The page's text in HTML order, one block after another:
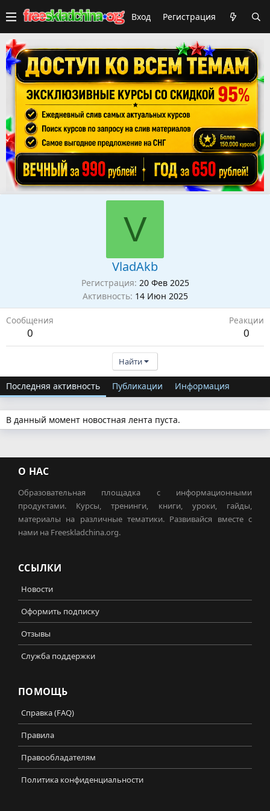
Вход Регистрация
V
VladAkb
Регистрация 20 Фев 2025
Активность 14 Июн 2025
Сообщения
0
Реакции
0
Найти
Последняя активность Публикации Информация
В данный момент новостная лента пуста.
О НАС
Образовательная площадка с информационными
продуктами. Курсы, тренинги, книги, уроки, гайды,
материалы на различные тематики. Развивайся вместе с
нами на Freeskladchina.org.
ССЫЛКИ
Новости
Оформить подписку
Отзывы
Служба поддержки
ПОМОЩЬ
Справка (FAQ)
Правила
Правообладателям
Политика конфиденциальности